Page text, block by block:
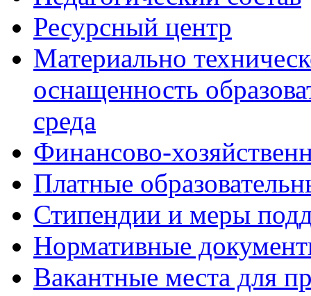
Ресурсный центр
Материально
оснащенность
среда
Финансово-
Платные
Стипендии и меры
Нормативные
Вакантные места для